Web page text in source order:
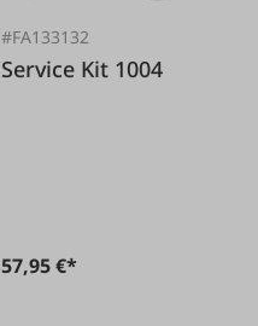
#FA133132
Service Kit 1004
57,95 €*